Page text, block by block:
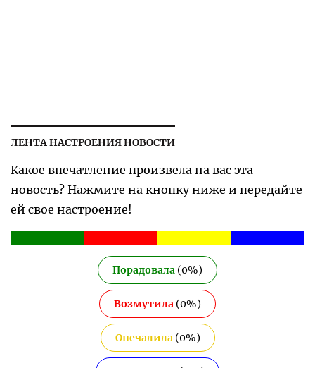
ЛЕНТА НАСТРОЕНИЯ НОВОСТИ
Какое впечатление произвела на вас эта
новость? Нажмите на кнопку ниже и передайте
ей свое настроение!
Порадовала (0%)
Возмутила (0%)
Опечалила (0%)